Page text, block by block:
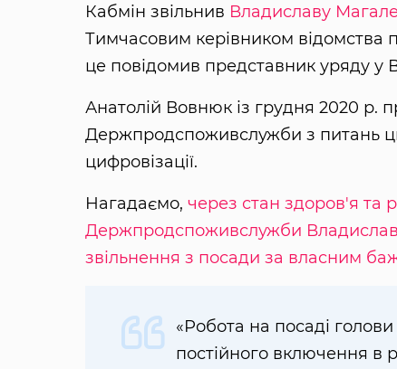
Кабмін звільнив Владиславу
Тимчасовим керівником
це повідомив представник уряду у
Анатолій Вовнюк із грудня 2020 р.
Держпродспоживслужби з питань
цифровізації.
Нагадаємо, через стан здоров'я та
Держпродспоживслужби
звільнення з посади за власним
«Робота на посаді
постійного включення в